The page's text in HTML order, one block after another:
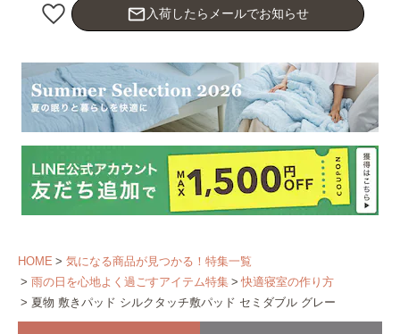
mail_outline 入荷したらメールでお知らせ
HOME
気になる商品が見つかる！特集一覧
雨の日を心地よく過ごすアイテム特集
快適寝室の作り方
夏物 敷きパッド シルクタッチ敷パッド セミダブル グレー